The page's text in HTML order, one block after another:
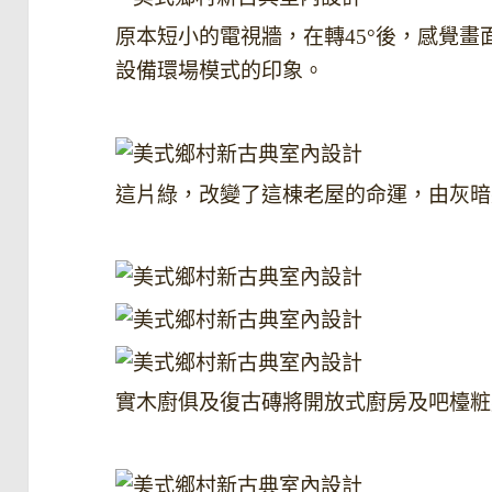
原本短小的電視牆，在轉45°後，感覺
設備環場模式的印象。
這片綠，改變了這棟老屋的命運，由灰
實木廚俱及復古磚將開放式廚房及吧檯